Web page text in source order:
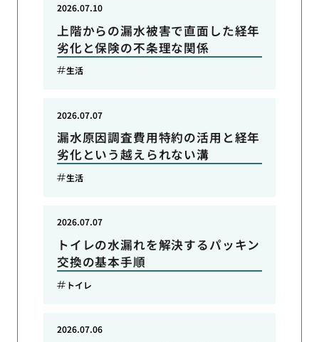
上階からの漏水被害で直面した経年
劣化と保険の不条理な関係
2026.07.10
生活
漏水原因調査費用特約の活用と経年
劣化という越えられない溝
2026.07.07
生活
トイレの水漏れを解決するパッキン
交換の基本手順
2026.07.07
トイレ
2026.07.06